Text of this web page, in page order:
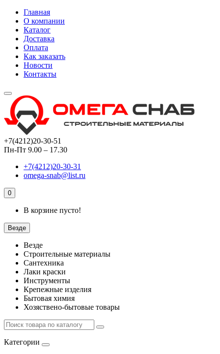
Главная
О компании
Каталог
Доставка
Оплата
Как заказать
Новости
Контакты
+7(4212)20-30-51
Пн-Пт 9.00 – 17.30
+7(4212)20-30-31
omega-snab@list.ru
0
В корзине пусто!
Везде
Везде
Строительные материалы
Сантехника
Лаки краски
Инструменты
Крепежные изделия
Бытовая химия
Хозяствено-бытовые товары
Категории